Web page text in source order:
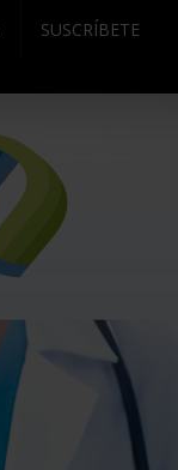
SUSCRÍBETE